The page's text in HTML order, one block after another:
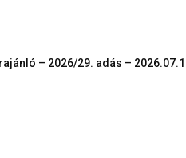
– 2026/29. adás –